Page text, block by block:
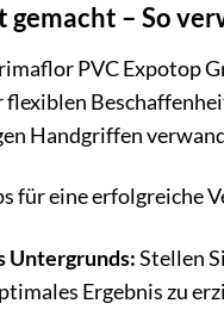
– So
PVC Expotop
Handgriffen
für eine erfolgreiche
Untergrunds:Stellen
Ergebnis zu